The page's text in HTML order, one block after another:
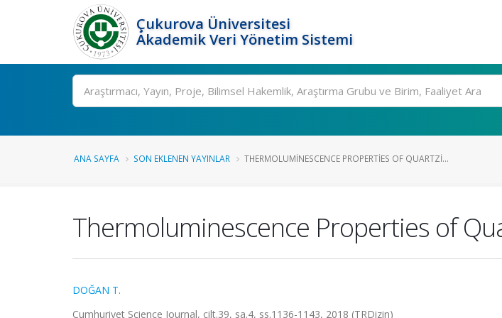
Çukurova Üniversitesi
Akademik Veri Yönetim Sistemi
Ara
ANA SAYFA SON EKLENEN YAYINLAR THERMOLUMINESCENCE PROPERTIES OF QUARTZI...
Thermoluminescence Properties of
DOĞAN T.
Cumhuriyet Science Journal, cilt.39, sa.4, ss.1136-1143, 2018 (TRDizin)